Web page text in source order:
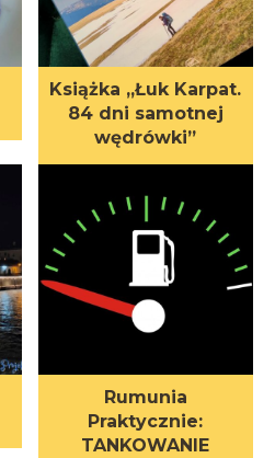
Książka „Łuk Karpat.
84 dni samotnej
wędrówki”
Rumunia
Praktycznie:
TANKOWANIE